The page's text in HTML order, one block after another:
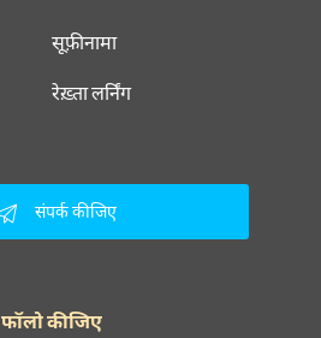
सूफ़ीनामा
रेख़्ता लर्निंग
संपर्क कीजिए
फॉलो कीजिए